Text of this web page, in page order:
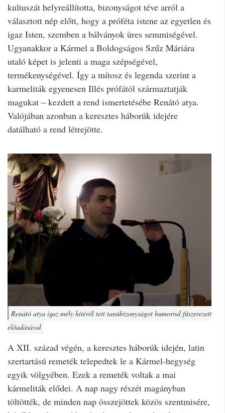
kultuszát helyreállította, bizonyságot téve arról a
választott nép előtt, hogy a próféta istene az egyetlen és
igaz Isten, szemben a bálványok üres semmiségével.
Ugyanakkor a Kármel a Boldogságos Szűz Máriára
utaló képet is jelenti a maga szépségével,
termékenységével. Így a mítosz és legenda szerint a
karmeliták egyenesen Illés prófától származtatják
magukat – kezdett a rend ismertetésébe Renátó atya.
Valójában azonban a keresztes háborúk idejére
datálható a rend létrejötte.
Renátó atya igaz mély hitéről tett tanúbizonyságot humorral fűszerezett
előadásával
A XII. század végén, a keresztes háborúk idején, latin
szertartású remeték telepedtek le a Kármel-hegység
egyik völgyében. Ezek a remeték voltak a mai
kármeliták elődei. A nap nagy részét magányban
töltötték, de minden nap összejöttek közös szentmisére,